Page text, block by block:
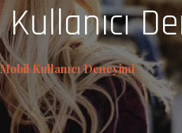
Kullanıcı Deneyimi